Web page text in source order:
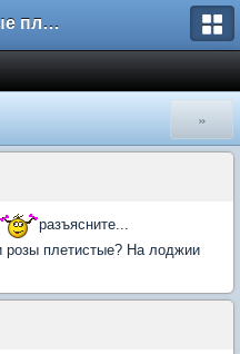
Комнатные плодовые экзоты
»
разъясните...
розы плетистые? На лоджии